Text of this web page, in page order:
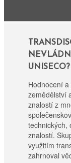
UNISECO?
Hodnocení
zemědělství
znalostí z
technických,
znalostí.
využitím
zahrnoval